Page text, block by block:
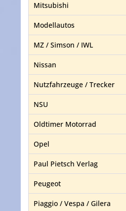
Mitsubishi
Modellautos
MZ / Simson / IWL
Nissan
Nutzfahrzeuge / Trecker
NSU
Oldtimer Motorrad
Opel
Paul Pietsch Verlag
Peugeot
Piaggio / Vespa / Gilera